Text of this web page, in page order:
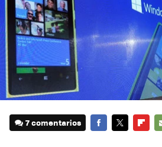
7 comentarios